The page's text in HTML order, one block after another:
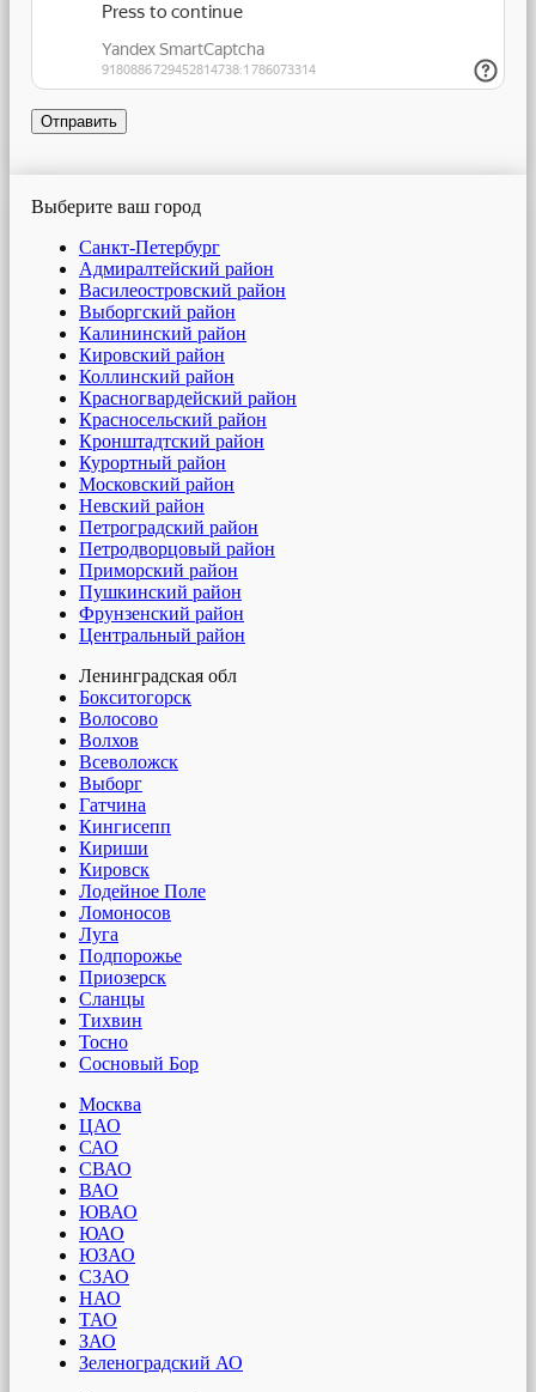
Отправить
Выберите ваш город
Санкт-Петербург
Адмиралтейский район
Василеостровский район
Выборгский район
Калининский район
Кировский район
Коллинский район
Красногвардейский район
Красносельский район
Кронштадтский район
Курортный район
Московский район
Невский район
Петроградский район
Петродворцовый район
Приморский район
Пушкинский район
Фрунзенский район
Центральный район
Ленинградская обл
Бокситогорск
Волосово
Волхов
Всеволожск
Выборг
Гатчина
Кингисепп
Кириши
Кировск
Лодейное Поле
Ломоносов
Луга
Подпорожье
Приозерск
Сланцы
Тихвин
Тосно
Сосновый Бор
Москва
ЦАО
САО
СВАО
ВАО
ЮВАО
ЮАО
ЮЗАО
СЗАО
НАО
ТАО
ЗАО
Зеленоградский АО